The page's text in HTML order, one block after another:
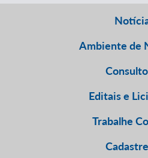
Ambiente de
Editais e
Trabalhe